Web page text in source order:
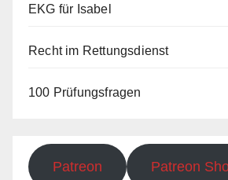
EKG für Isabel
Recht im Rettungsdienst
100 Prüfungsfragen
Patreon Patreon